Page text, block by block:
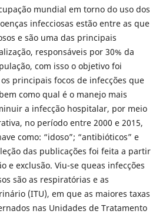
mundial em torno do uso dos
infecciosas estão entre as que
e são uma das principais
responsáveis por 30% da
com isso o objetivo foi
principais focos de infecções que
como qual é o manejo mais
a infecção hospitalar, por meio
no período entre 2000 e 2015,
como: “idoso”; “antibióticos” e
das publicações foi feita a partir
e exclusão. Viu-se queas infecções
são as respiratórias e as
(ITU), em que as maiores taxas
nas Unidades de Tratamento